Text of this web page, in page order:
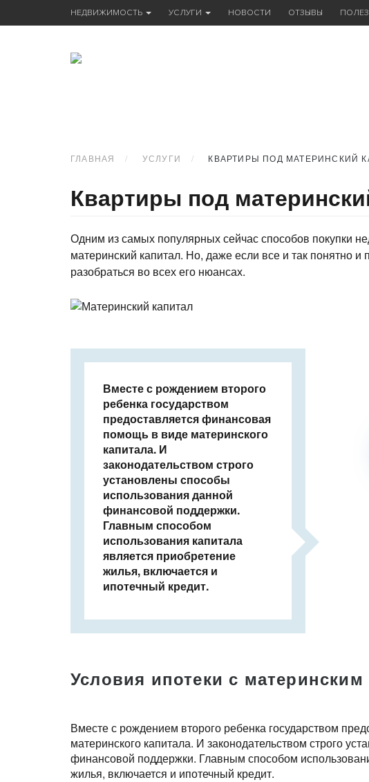
НЕДВИЖИМОСТЬ УСЛУГИ НОВОСТИ ОТЗЫВЫ
ГЛАВНАЯ УСЛУГИ КВАРТИРЫ ПОД МАТЕРИНСКИЙ
Квартиры под
Одним из самых популярных сейчас способов покупки
материнский капитал. Но, даже если все и так понятно и
разобраться во всех его нюансах.
Вместе с рождением второго
ребенка государством
предоставляется финансовая
помощь в виде материнского
капитала. И
законодательством строго
установлены способы
использования данной
финансовой поддержки.
Главным способом
использования капитала
является приобретение
жилья, включается и
ипотечный кредит.
Условия ипотеки с материнским
Вместе с рождением второго ребенка государством
материнского капитала. И законодательством строго
финансовой поддержки. Главным способом
жилья, включается и ипотечный кредит.